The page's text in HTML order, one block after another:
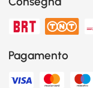
Pagamento